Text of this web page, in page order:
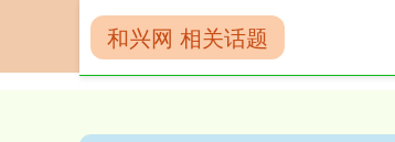
和兴网 相关话题